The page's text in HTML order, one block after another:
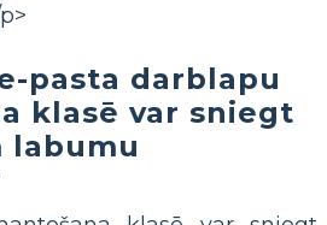
pasta darblapu
klasē var sniegt
labumu